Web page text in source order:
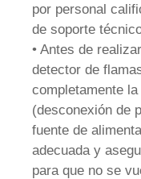
por personal
de soporte
• Antes de
detector de
completamente
(desconexión de
fuente de
adecuada y
para que no se